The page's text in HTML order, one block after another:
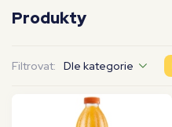
Produkty
Filtrovat: Dle kategorie